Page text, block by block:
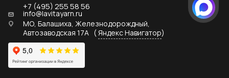
+7 (495) 255 58 56
info@lavitayarn.ru
МО, Балашиха, Железнодорождный,
Автозаводская 17А (Яндекс Навигатор)